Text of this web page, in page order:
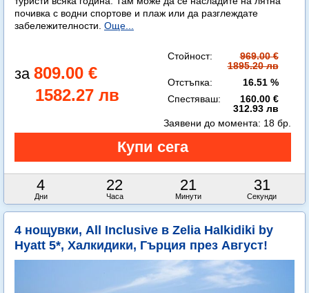
почивка с водни спортове и плаж или да разглеждате
забележителности. Още...
809.00 €
1582.27 лв
Стойност:
969.00 €
1895.20 лв
Отстъпка:
16.51 %
Спестяваш:
160.00 €
312.93 лв
4
Дни
22
Часа
21
Минути
29
Секунди
Заявени до момента: 18 бр.
4 нощувки, All Inclusive в Zelia Halkidiki by
Hyatt 5*, Халкидики, Гърция през Август!